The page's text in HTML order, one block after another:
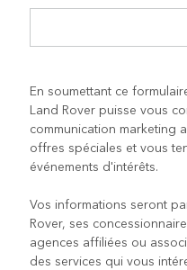
En soumettant ce
Land Rover puisse vous
communication marketing
offres spéciales et vous
événements d'intérêts.
Vos informations seront
Rover, ses
agences affiliées ou
des services qui vous